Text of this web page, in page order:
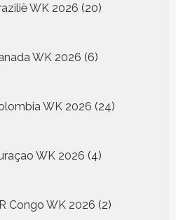
WK 2026 20
producten
WK 2026 6
producten
WK 2026 24
producten
WK 2026 4
producten
Congo WK 2026 2
producten